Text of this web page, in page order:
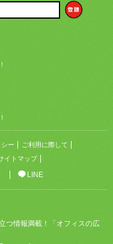
ー
ご利用に際して
イトマップ
LINE
つ情報満載！「オフィスの広